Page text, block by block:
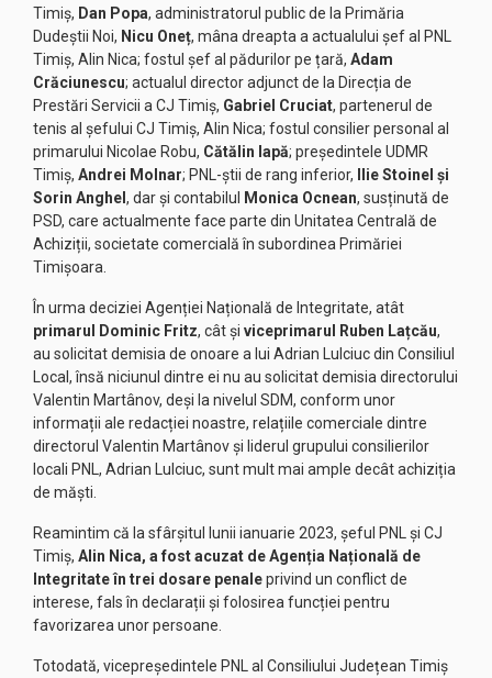
Timiș, Dan Popa, administratorul public de la Primăria
Dudeștii Noi, Nicu Oneț, mâna dreapta a actualului șef al PNL
Timiș, Alin Nica; fostul șef al pădurilor pe țară, Adam
Crăciunescu; actualul director adjunct de la Direcția de
Prestări Servicii a CJ Timiș, Gabriel Cruciat, partenerul de
tenis al șefului CJ Timiș, Alin Nica; fostul consilier personal al
primarului Nicolae Robu, Cătălin Iapă; președintele UDMR
Timiș, Andrei Molnar; PNL-știi de rang inferior,
Ilie Stoinel și
Sorin Anghel , dar și contabilul Monica Ocnean, susținută de
PSD, care actualmente face parte din Unitatea Centrală de
Achiziții, societate comercială în subordinea Primăriei
Timișoara.
În urma deciziei Agenției Națională de Integritate, atât
primarul Dominic Fritz, cât și viceprimarul Ruben Lațcău,
au solicitat demisia de onoare a lui Adrian Lulciuc din Consiliul
Local, însă niciunul dintre ei nu au solicitat demisia directorului
Valentin Martânov, deși la nivelul SDM, conform unor
informații ale redacției noastre, relațiile comerciale dintre
directorul Valentin Martânov și liderul grupului consilierilor
locali PNL, Adrian Lulciuc, sunt mult mai ample decât achiziția
de măști.
Reamintim că la sfârșitul lunii ianuarie 2023, șeful PNL și CJ
Timiș, Alin Nica, a fost acuzat de Agenția Națională de
Integritate în trei dosare penaleprivind un conflict de
interese, fals în declarații și folosirea funcției pentru
favorizarea unor persoane.
Totodată, vicepreședintele PNL al Consiliului Județean Timiș